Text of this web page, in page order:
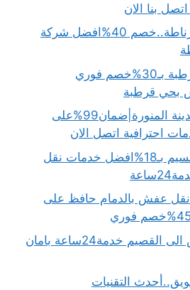
بنا الان
دينا نقل عفش حي غرناطة..خصم 40%افضل شركة
دينا نقل عفش حي قرطبة بـ30%خصم فوري
بحي قرطبة
شركة نقل عفش بالمدينة المنورة|ضمان99%على
دينا نقل عفش حي النسيم بـ18%افضل خدمات نقل
نقل عفش بالدمام حافظ على
نقل عفش من الرياض الى القصيم خدمة24ساعة بامان
التقنيات